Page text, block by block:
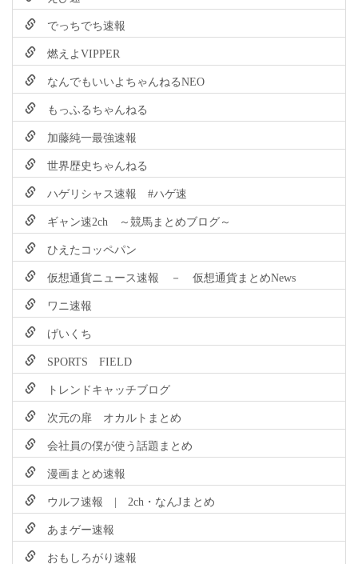
でっちでち速報
燃えよVIPPER
なんでもいいよちゃんねるNEO
もっふるちゃんねる
加藤純一最強速報
世界歴史ちゃんねる
ハゲリシャス速報 #ハゲ速
ギャン速2ch ～競馬まとめブログ～
ひえたコッペパン
仮想通貨ニュース速報 － 仮想通貨まとめNews
ワニ速報
げいくち
SPORTS FIELD
トレンドキャッチブログ
次元の扉 オカルトまとめ
会社員の僕が使う話題まとめ
漫画まとめ速報
ウルフ速報 | 2ch・なんJまとめ
あまゲー速報
おもしろがり速報